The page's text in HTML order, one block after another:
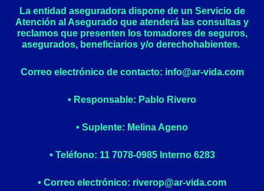
La entidad aseguradora dispone de un Servicio de
Atención al Asegurado que atenderá las consultas y
reclamos que presenten los tomadores de seguros,
asegurados, beneficiarios y/o derechohabientes.
Correo electrónico de contacto: info@ar-vida.com
• Responsable: Pablo Rivero
• Suplente: Melina Ageno
• Teléfono: 11 7078-0985 Interno 6283
• Correo electrónico: riverop@ar-vida.com